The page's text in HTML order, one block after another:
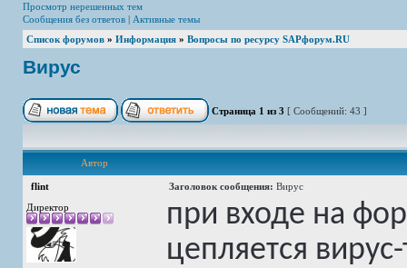
Просмотр нерешенных тем
Сообщения без ответов | Активные темы
Список форумов » Информация » Вопросы по ресурсу SAPфорум.RU
Вирус
Страница 1 из 3 [ Сообщений: 43 ]
Автор
flint Заголовок сообщения: Вирус
Директор
при входе на
цепляется